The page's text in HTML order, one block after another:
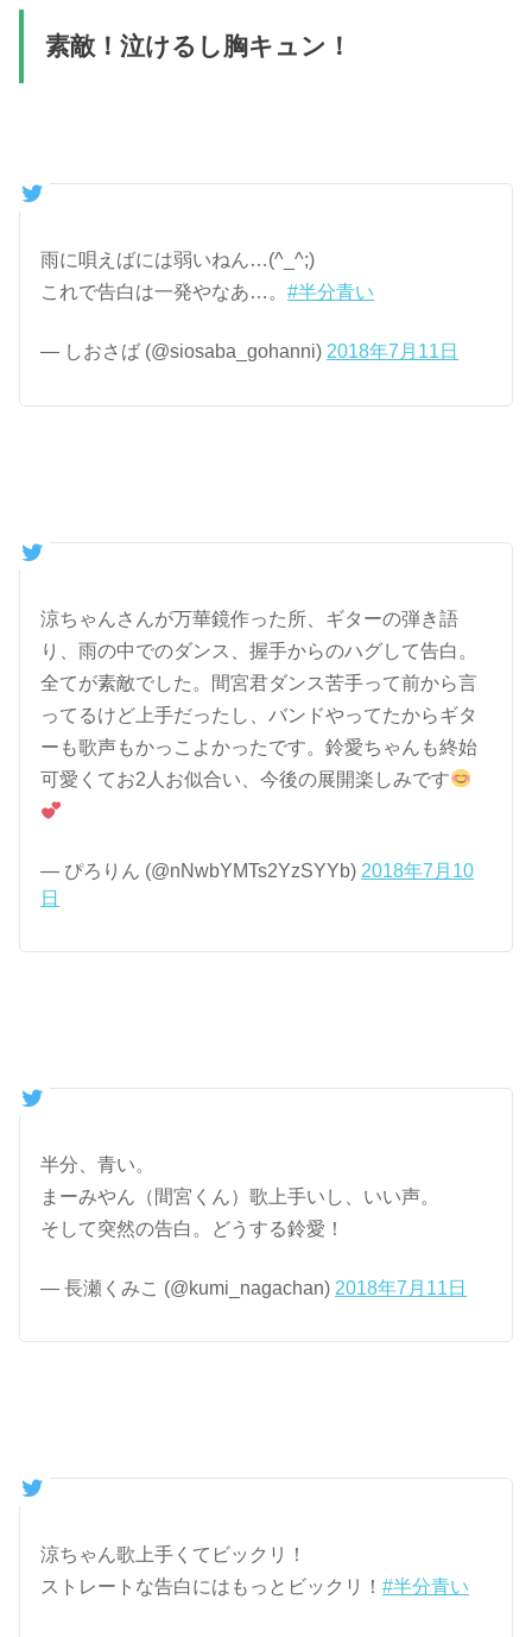
素敵！泣けるし胸キュン！
雨に唄えばには弱いねん…(^_^;)
これで告白は一発やなあ…。#半分青い
— しおさば (@siosaba_gohanni) 2018年7月11日
涼ちゃんさんが万華鏡作った所、ギターの弾き語
り、雨の中でのダンス、握手からのハグして告白。
全てが素敵でした。間宮君ダンス苦手って前から言
ってるけど上手だったし、バンドやってたからギタ
ーも歌声もかっこよかったです。鈴愛ちゃんも終始
可愛くてお2人お似合い、今後の展開楽しみです
— ぴろりん (@nNwbYMTs2YzSYYb) 2018年7月10
日
半分、青い。
まーみやん（間宮くん）歌上手いし、いい声。
そして突然の告白。どうする鈴愛！
— 長瀬くみこ (@kumi_nagachan) 2018年7月11日
涼ちゃん歌上手くてビックリ！
ストレートな告白にはもっとビックリ！#半分青い